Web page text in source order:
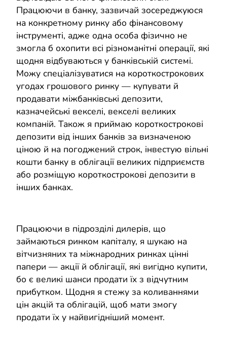
Працюючи в банку, зазвичай зосереджуюся
на конкретному ринку або фінансовому
інструменті, адже одна особа фізично не
змогла б охопити всі різноманітні операції, які
щодня відбуваються у банківській системі.
Можу спеціалізуватися на короткострокових
угодах грошового ринку — купувати й
продавати міжбанківські депозити,
казначейські векселі, векселі великих
компаній. Також я приймаю короткострокові
депозити від інших банків за визначеною
ціною й на погоджений строк, інвестую вільні
кошти банку в облігації великих підприємств
або розміщую короткострокові депозити в
інших банках.
Працюючи в підрозділі дилерів, що
займаються ринком капіталу, я шукаю на
вітчизняних та міжнародних ринках цінні
папери — акції й облігації, які вигідно купити,
бо є великі шанси продати їх з відчутним
прибутком. Щодня я стежу за коливаннями
цін акцій та облігацій, щоб мати змогу
продати їх у найвигідніший момент.